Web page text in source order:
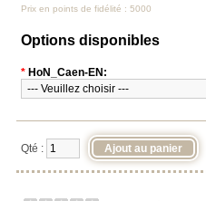
Prix en points de fidélité : 5000
Options disponibles
* HoN_Caen-EN:
Qté :